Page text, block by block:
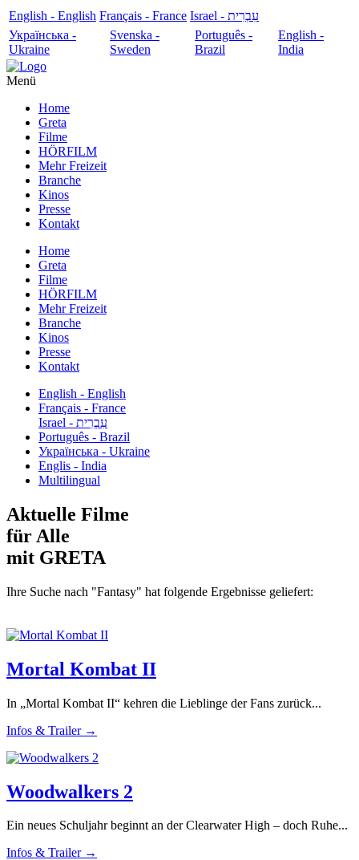
English - English Français - France
עִבְרִית - Israel
Українська -
Ukraine
Svenska -
Sweden
Português -
Brazil
English -
India
Menü
Home
Greta
Filme
HÖRFILM
Mehr Freizeit
Branche
Kinos
Presse
Kontakt
Home
Greta
Filme
HÖRFILM
Mehr Freizeit
Branche
Kinos
Presse
Kontakt
English - English
Français - France
עִבְרִית - Israel
Português - Brazil
Українська - Ukraine
Englis - India
Multilingual
Aktuelle Filme
für Alle
mit GRETA
Ihre Suche nach "Fantasy" hat folgende Ergebnisse geliefert:
Mortal Kombat II
In „Mortal Kombat II“ kehren die Lieblinge der Fans zurück...
Infos & Trailer →
Woodwalkers 2
Ein neues Schuljahr beginnt an der Clearwater High – doch Ruhe...
Infos & Trailer →